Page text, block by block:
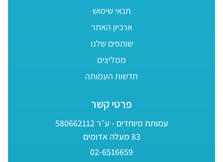
תנאי שימוש
ארכיון האתר
שותפים שלנו
ממליצים
חדשות העמותה
פרטי קשר
עמותת מיוחדים - ע״ר 580662112
83 מעלה אדומים
02-6516659